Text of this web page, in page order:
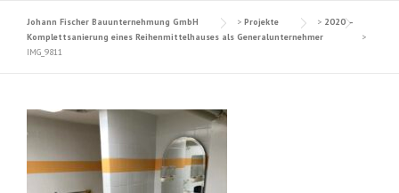
Johann Fischer Bauunternehmung GmbH > Projekte > 2020 –
Komplettsanierung eines Reihenmittelhauses als Generalunternehmer
>
IMG_9811